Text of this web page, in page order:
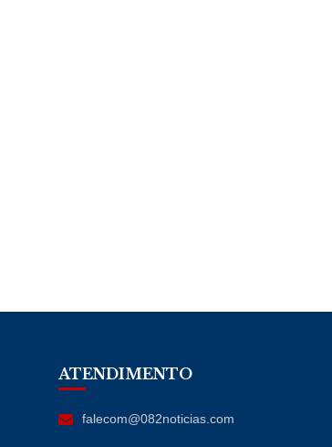
ATENDIMENTO
falecom@082noticias.com